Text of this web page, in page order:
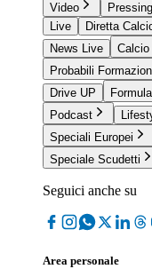
Video Pressing
Live
Diretta
News Live
Calcio
Probabili
Drive UP
Podcast
Speciali Europei
Speciale Scudetti
Seguici anche su
Area personale